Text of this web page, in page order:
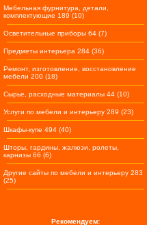
Мебельная фурнитура, детали,
комплектующие 189 (10)
Осветительные приборы 64 (7)
Предметы интерьера 284 (36)
Ремонт, изготовление, восстановление
мебели 200 (18)
Сырье, расходные материалы 44 (10)
Услуги по мебели и интерьеру 289 (23)
Шкафы-купе 494 (40)
Шторы, гардины, жалюзи, ролеты,
карнизы 66 (6)
Другие сайты по мебели и интерьеру 283
(25)
Рекомендуем: